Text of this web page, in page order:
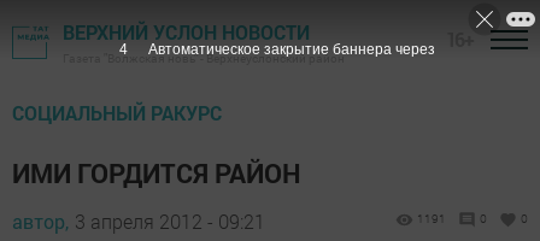
ВЕРХНИЙ УСЛОН НОВОСТИ
Газета "Волжская новь" - Верхнеуслонский район
СОЦИАЛЬНЫЙ РАКУРС
ИМИ ГОРДИТСЯ РАЙОН
автор, 3 апреля 2012 - 09:21 1191 0 0
3 Автоматическое закрытие баннера через